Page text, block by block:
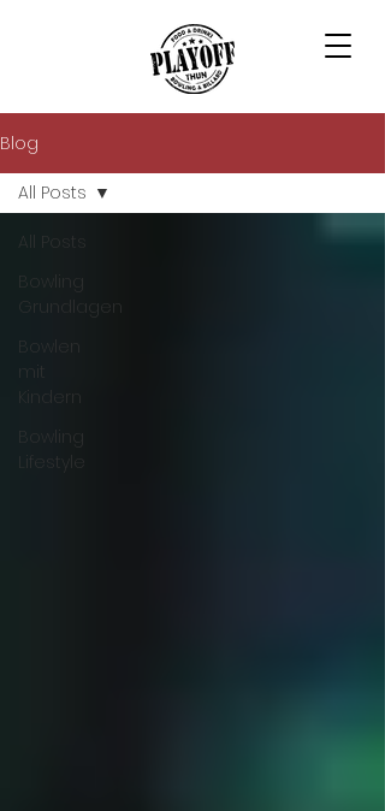
Blog
All Posts
Bowling
Grundlagen
Bowlen
mit
Kindern
Bowling
Lifestyle
All Posts